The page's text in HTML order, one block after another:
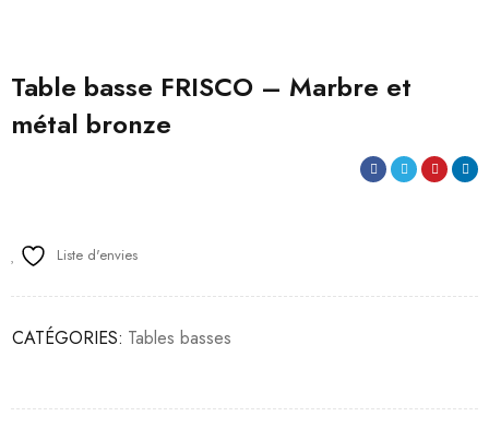
Table basse FRISCO – Marbre et
métal bronze
Liste d'envies
CATÉGORIES: Tables basses